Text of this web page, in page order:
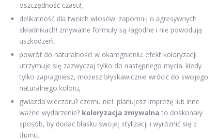
oszczędność czasu!,
delikatność dla twoich włosów: zapomnij o agresywnych
składnikach! zmywalne formuły są łagodne i nie powodują
uszkodzeń,
powrót do naturalności w okamgnieniu: efekt koloryzacji
utrzymuje się zazwyczaj tylko do następnego mycia. kiedy
tylko zapragniesz, możesz błyskawicznie wrócić do swojego
naturalnego koloru,
gwiazda wieczoru? czemu nie!: planujesz imprezę lub inne
ważne wydarzenie? koloryzacja zmywalna to doskonały
sposób, by dodać blasku swojej stylizacji i wyróżnić się z
tłumu.